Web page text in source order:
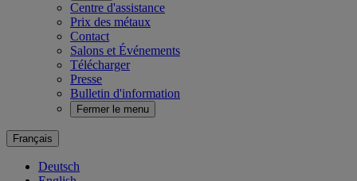
Centre d'assistance
Prix des métaux
Contact
Salons et Événements
Télécharger
Presse
Bulletin d'information
Fermer le menu
Français
Deutsch